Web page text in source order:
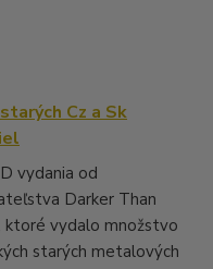
Cz a Sk
vydania od
Darker Than
ktoré vydalo množstvo
starých metalových